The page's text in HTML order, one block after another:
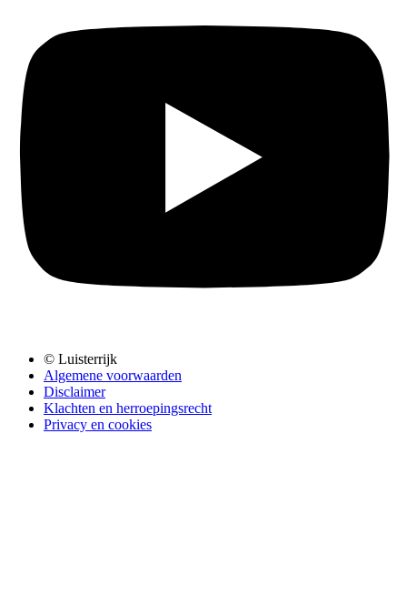
© Luisterrijk
Algemene voorwaarden
Disclaimer
Klachten en herroepingsrecht
Privacy en cookies